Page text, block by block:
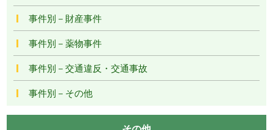
事件別－財産事件
事件別－薬物事件
事件別－交通違反・交通事故
事件別－その他